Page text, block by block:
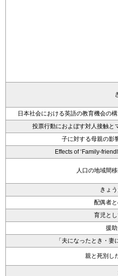
日本社会における英語の教育機会の
投票行動におよぼす対人接触と
子に対する母親の影
Effects of ‘Family-
人口の地域間
きょ
配偶者
育児と
援
「夫になったとき・妻
親と死別し